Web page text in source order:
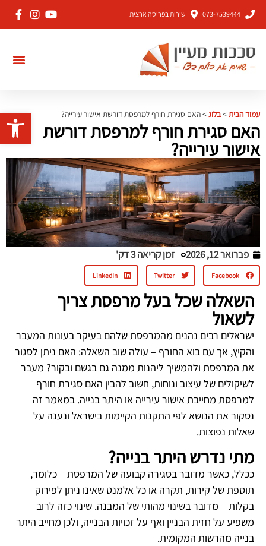
פתח
073-7539444 שירות בפריסה ארצית
עמוד הבית>בלוג>האם סגירת חורף למרפסת דורשת אישור עירייה?
האם סגירת חורף למרפסת דורשת
אישור עירייה?
פברואר 12, 2026 זמן קריאה 3 דק'
Facebook
Twitter
LinkedIn
השאלה שכל בעל מרפסת צריך
לשאול
ישראלים רבים נהנים מהמרפסת שלהם בעיקר בעונות המעבר
והקיץ, אך עם בוא החורף – עולה שוב השאלה: האם ניתן לסגור
את המרפסת ולהמשיך ליהנות ממנה גם בגשם ובקור? מעבר
לשיקולים של עיצוב ונוחות, חשוב להבין האם סגירת חורף
למרפסת מחייבת אישור עירייה או היתר בנייה. במאמר זה
נסקור את הנושא לפי התקנות הקיימות בישראל ונענה על
שאלות נפוצות.
מתי נדרש היתר בנייה?
ככלל, כאשר מדובר בסגירה קבועה של המרפסת – כלומר,
תוספת של קירות, תקרה או כל אלמנט שאינו ניתן לפירוק
בקלות – מדובר בשינוי מהותי של המבנה. שינוי כזה לרוב
משפיע על חזית הבניין ואף על זכויות הבנייה, ולכן מחייב היתר
בנייה מהרשות המקומית.